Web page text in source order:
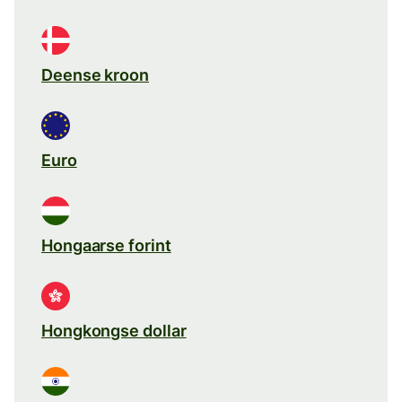
Deense kroon
Euro
Hongaarse forint
Hongkongse dollar